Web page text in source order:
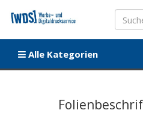
Alle Kategorien